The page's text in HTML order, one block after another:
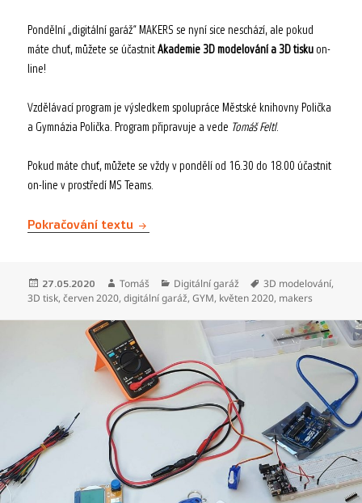
Pondělní „digitální garáž“ MAKERS se nyní sice neschází, ale pokud
máte chuť, můžete se účastnitAkademie 3D modelování a 3D tiskuon-
line!
Vzdělávací program je výsledkem spolupráce Městské knihovny Polička
a Gymnázia Polička. Program připravuje a vede Tomáš Feltl.
Pokud máte chuť, můžete se vždy v pondělí od 16.30 do 18.00 účastnit
on-line v prostředí MS Teams.
Pokračování textu Akademie 3D modelování a 3D tisku
Publikováno:
27.05.2020 Autor:
Tomáš Rubriky:
Digitální garáž Štítky:
3D modelování,
3D tisk,červen 2020,digitální garáž,GYM, květen 2020, makers